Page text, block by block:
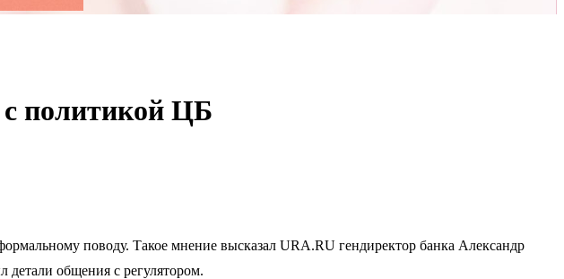
с политикой ЦБ
поводу. Такое мнение высказал URA.RU гендиректор банка Александр
детали общения с регулятором.